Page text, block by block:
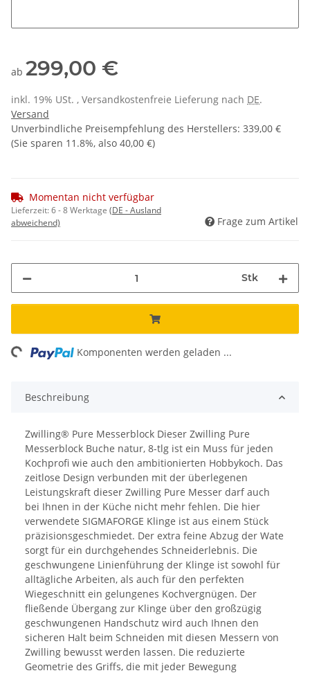
ab 299,00 €
inkl. 19% USt. , Versandkostenfreie Lieferung nach DE.
Versand
Unverbindliche Preisempfehlung des Herstellers: 339,00 €
(Sie sparen 11.8%, also 40,00 €)
Momentan nicht verfügbar
Lieferzeit:6 - 8 Werktage (DE - Ausland
abweichend)
Frage zum Artikel
Stk
Komponenten werden geladen ...
Beschreibung
Zwilling® Pure Messerblock Dieser Zwilling Pure
Messerblock Buche natur, 8-tlg ist ein Muss für jeden
Kochprofi wie auch den ambitionierten Hobbykoch. Das
zeitlose Design verbunden mit der überlegenen
Leistungskraft dieser Zwilling Pure Messer darf auch
bei Ihnen in der Küche nicht mehr fehlen. Die hier
verwendete SIGMAFORGE Klinge ist aus einem Stück
präzisionsgeschmiedet. Der extra feine Abzug der Wate
sorgt für ein durchgehendes Schneiderlebnis. Die
geschwungene Linienführung der Klinge ist sowohl für
alltägliche Arbeiten, als auch für den perfekten
Wiegeschnitt ein gelungenes Kochvergnügen. Der
fließende Übergang zur Klinge über den großzügig
geschwungenen Handschutz wird auch Ihnen den
sicheren Halt beim Schneiden mit diesen Messern von
Zwilling bewusst werden lassen. Die reduzierte
Geometrie des Griffs, die mit jeder Bewegung